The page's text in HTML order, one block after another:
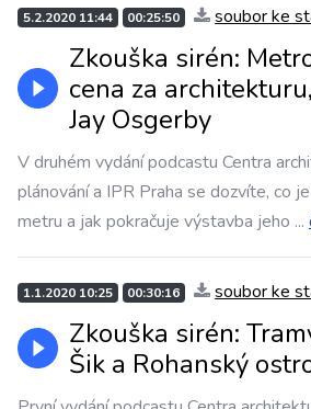
5.2.2020 11:44 00:25:50 soubor ke
Zkouška sirén:
cena za
Jay Osgerby
V druhém vydání podcastu Centra
plánování a IPR Praha se dozvíte, co
metru a jak pokračuje výstavba jeho ...
1.1.2020 10:25 00:30:16 soubor ke
Zkouška sirén:
Šik a Rohanský